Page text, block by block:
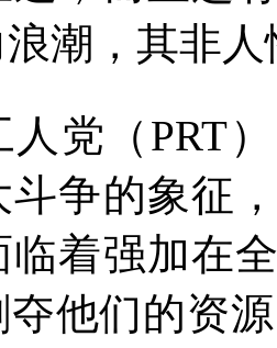
潮，其非
人党（ PRT
斗争的象征
临着强加在
他们的资